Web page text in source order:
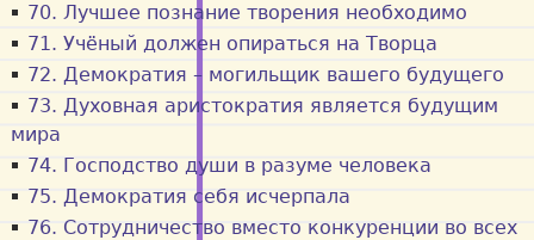
70. Лучшее познание творения необходимо
71. Учёный должен опираться на Творца
72. Демократия – могильщик вашего будущего
73. Духовная аристократия является будущим
мира
74. Господство души в разуме человека
75. Демократия себя исчерпала
76. Сотрудничество вместо конкуренции во всех